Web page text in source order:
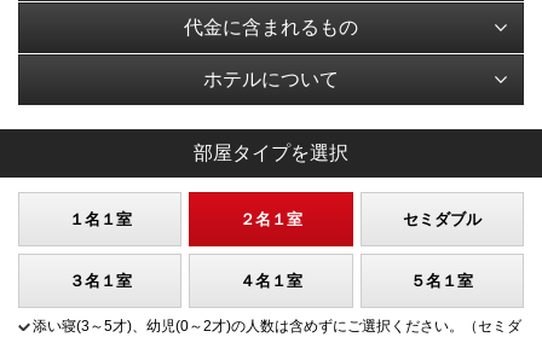
代金に含まれるもの
ホテルについて
部屋タイプを選択
１名１室 ２名１室 セミダブル
３名１室 ４名１室 ５名１室
添い寝(3～5才)、幼児(0～2才)の人数は含めずにご選択ください。（セミダ